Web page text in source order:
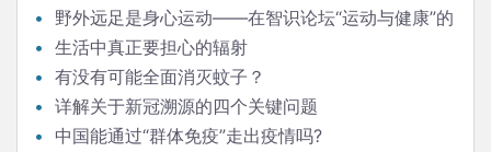
野外远足是身心运动——在智识论坛“运动与健康”的
发言生活中真正要担心的辐射
有没有可能全面消灭蚊子？
详解关于新冠溯源的四个关键问题
中国能通过“群体免疫”走出疫情吗?